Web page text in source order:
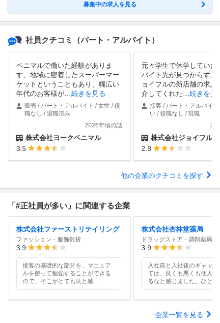
募集中の求人を見る
社員クチコミ （パート・アルバイト）
ベニマルで働いた経験がありま
す、地域に密着したスーパーマー
ケットということもあり、幅広い
年代のお客様が
続きを見る
販売 / パート・アルバイト / 女性 / 役
職なし / 退職済み
2026年頃の話
株式会社ヨークベニマル
3.5
元々学生で休学していた
バイト先が見つからず、
ョイフルの新店舗の求人
介してくれた
続きを見
接客 / パート・アルバイ
い / 役職なし / 現職
株式会社ジョイフル
2.8
他の企業のクチコミを探す
「#正社員が多い」に関連する企業
株式会社ファーストリテイリング
ファッション・服飾雑貨
3.9
接客の基礎的な部分を、マニュア
ルを使って勉強することができる
ので、そこがとても良と感
株式会社杏林堂薬局
ドラッグストア・調剤薬局
3.9
入社前と入社後のギャッ
ては、良くも悪くも個人主
るなと感じました。ひとり
企業一覧を見る